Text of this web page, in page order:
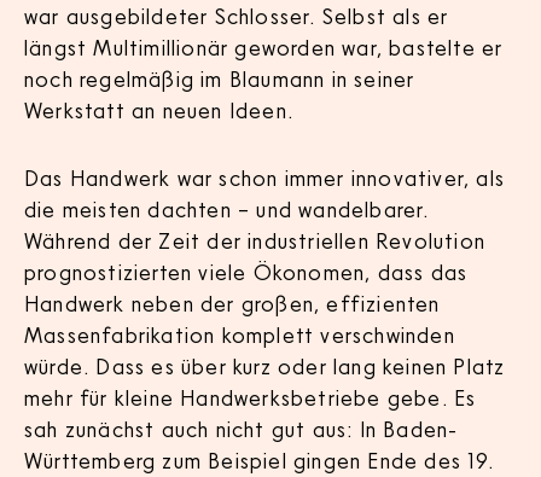
war ausgebildeter Schlosser. Selbst als er
längst Multimillionär geworden war, bastelte er
noch regelmäßig im Blaumann in seiner
Werkstatt an neuen Ideen.
Das Handwerk war schon immer innovativer, als
die meisten dachten – und wandelbarer.
Während der Zeit der industriellen Revolution
prognostizierten viele Ökonomen, dass das
Handwerk neben der großen, effizienten
Massenfabrikation komplett verschwinden
würde. Dass es über kurz oder lang keinen Platz
mehr für kleine Handwerksbetriebe gebe. Es
sah zunächst auch nicht gut aus: In Baden-
Württemberg zum Beispiel gingen Ende des 19.